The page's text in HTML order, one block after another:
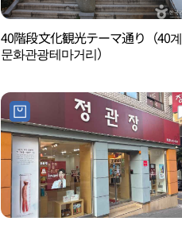
40階段文化観光テーマ通り（40
문화관광테마거리）